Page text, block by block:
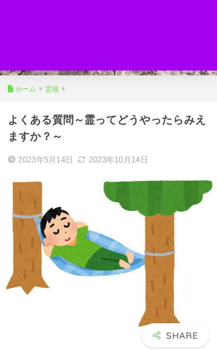
ホーム 霊感
よくある質問～霊ってどうやったらみえ
ますか？～
2023年5月14日 2023年10月14日